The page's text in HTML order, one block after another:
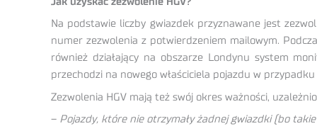
Na podstawie liczby gwiazdek przyznawane jest
numer zezwolenia z potwierdzeniem mailowym.
również działający na obszarze Londynu system
przechodzi na nowego właściciela pojazdu w
Zezwolenia HGV mają też swój okres ważności,
– Pojazdy, które nie otrzymały żadnej gwiazdki (bo